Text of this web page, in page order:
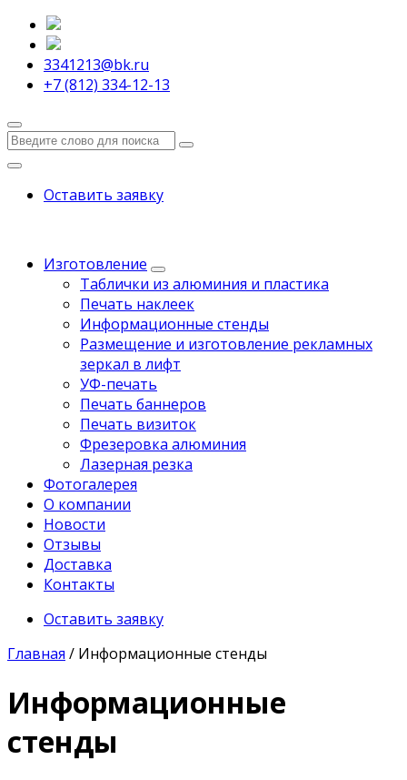
3341213@bk.ru
+7 (812) 334-12-13
Оставить заявку
Изготовление
Таблички из алюминия и пластика
Печать наклеек
Информационные стенды
Размещение и изготовление рекламных
зеркал в лифт
УФ-печать
Печать баннеров
Печать визиток
Фрезеровка алюминия
Лазерная резка
Фотогалерея
О компании
Новости
Отзывы
Доставка
Контакты
Оставить заявку
Главная / Информационные стенды
Информационные
стенды